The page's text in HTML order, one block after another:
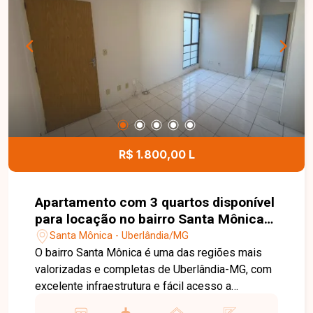
com churrasqueira, depósito no fundo e garagem
para 2 carros. Condomínio: conforme cadastro.
Agende sua visita e venha conhecer de perto
todos os detalhes deste imóvel. Uma excelente
oportunidade para quem busca espaço, conforto
e uma localização privilegiada em Uberlândia.
R$ 1.800,00 L
Apartamento com 3 quartos disponível
para locação no bairro Santa Mônica
em Uberlândia-MG
Santa Mônica - Uberlândia/MG
O bairro Santa Mônica é uma das regiões mais
valorizadas e completas de Uberlândia-MG, com
excelente infraestrutura e fácil acesso a